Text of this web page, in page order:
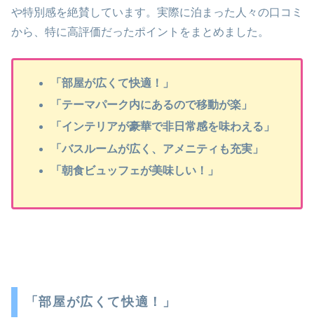
や特別感を絶賛しています。実際に泊まった人々の口コミ
から、特に高評価だったポイントをまとめました。
「部屋が広くて快適！」
「テーマパーク内にあるので移動が楽」
「インテリアが豪華で非日常感を味わえる」
「バスルームが広く、アメニティも充実」
「朝食ビュッフェが美味しい！」
「部屋が広くて快適！」